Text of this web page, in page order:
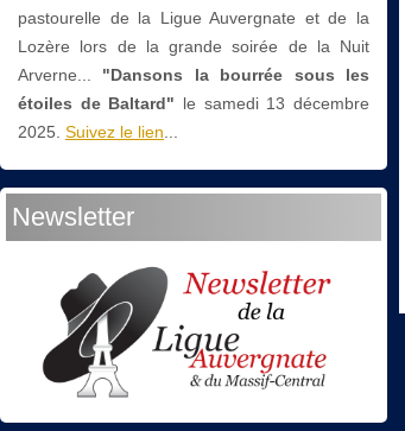
pastourelle de la Ligue Auvergnate et de la
Lozère lors de la grande soirée de la Nuit
Arverne...
"Dansons la bourrée sous les
étoiles de Baltard" le samedi 13 décembre
2025. Suivez le lien
Newsletter